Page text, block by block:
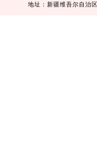
地址：新疆维吾尔自治